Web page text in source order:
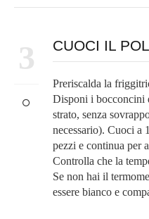
3 CUOCI IL
Preriscalda la
Disponi i bocconcini
strato, senza
necessario). Cuoci a
pezzi e continua per
Controlla che la
Se non hai il
essere bianco e